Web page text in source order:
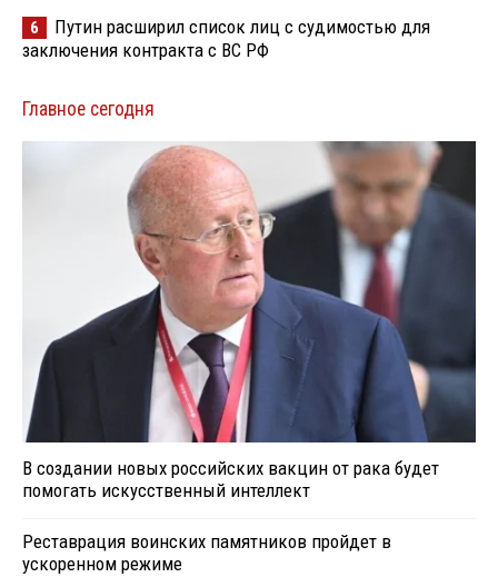
6
Путин расширил список лиц с судимостью для
заключения контракта с ВС РФ
Главное сегодня
В создании новых российских вакцин от рака будет
помогать искусственный интеллект
Реставрация воинских памятников пройдет в
ускоренном режиме